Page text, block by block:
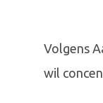
Volgens
wil